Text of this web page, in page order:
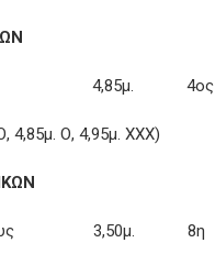
4,85μ. 4ος
4,85μ. Ο, 4,95μ. ΧΧΧ)
3,50μ. 8η